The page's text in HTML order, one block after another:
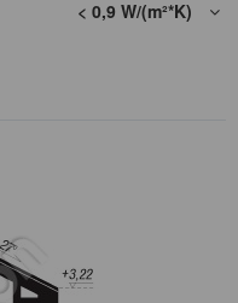
< 0,9 W/(m²*K)